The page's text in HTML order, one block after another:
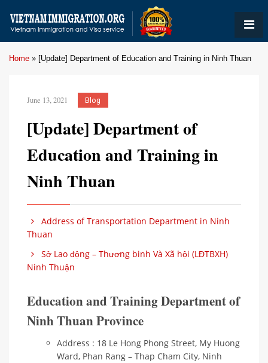
Home » [Update] Department of Education and Training in Ninh Thuan
June 13, 2021 Blog
[Update] Department of
Education and Training in
Ninh Thuan
Address of Transportation Department in Ninh
Thuan
Sở Lao động – Thương binh Và Xã hội (LĐTBXH)
Ninh Thuận
Education and Training Department of
Ninh Thuan Province
Address : 18 Le Hong Phong Street, My Huong
Ward, Phan Rang – Thap Cham City, Ninh